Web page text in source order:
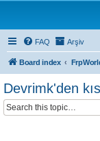
FAQ Arşiv
Board index
Devrimk'den